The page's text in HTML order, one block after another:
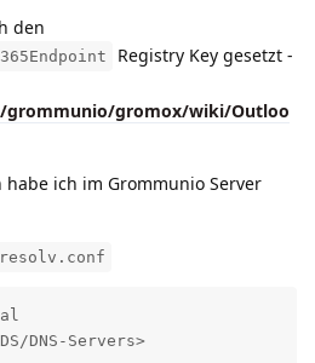
den
Registry Key gesetzt -
gromox/wiki/Outloo
ich im Grommunio Server
DNS-Servers>